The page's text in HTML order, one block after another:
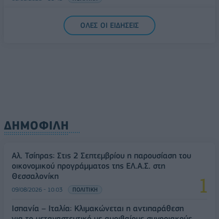
Υπ. Μεταφορών: Οριστική λύση στο ζήτημα των
πινακίδων κυκλοφορίας - Τέλος στις χρονοβόρες
ΟΛΕΣ ΟΙ ΕΙΔΗΣΕΙΣ
ΔΗΜΟΦΙΛΗ
Αλ. Τσίπρας: Στις 2 Σεπτεμβρίου η παρουσίαση του
οικονομικού προγράμματος της ΕΛ.Α.Σ. στη
Θεσσαλονίκη
09/08/2026 - 10:03 ΠΟΛΙΤΙΚΗ
Ισπανία – Ιταλία: Κλιμακώνεται η αντιπαράθεση